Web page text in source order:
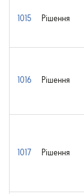
1015 Рішення
1016 Рішення
1017 Рішення